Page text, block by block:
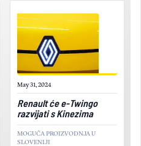
May 31, 2024
Renault će e-Twingo
razvijati s Kinezima
MOGUĆA PROIZVODNJA U
SLOVENIJI